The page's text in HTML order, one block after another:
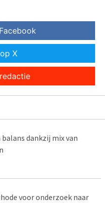
X
dankzij mix van
voor onderzoek naar